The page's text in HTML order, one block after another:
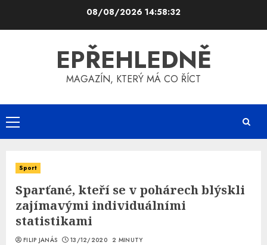
08/08/2026 14:58:32
EPŘEHLEDNĚ
MAGAZÍN, KTERÝ MÁ CO ŘÍCT
Primary
Menu
Sport
Sparťané, kteří se v pohárech blýskli
zajímavými individuálními
statistikami
FILIP JANÁS 13/12/2020 2 MINUTY